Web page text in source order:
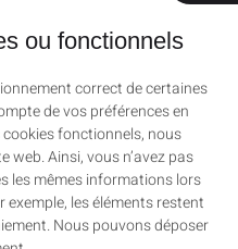
ou fonctionnels
correct de certaines
de vos préférences en
fonctionnels, nous
Ainsi, vous n’avez pas
les mêmes informations lors
les éléments restent
Nous pouvons déposer